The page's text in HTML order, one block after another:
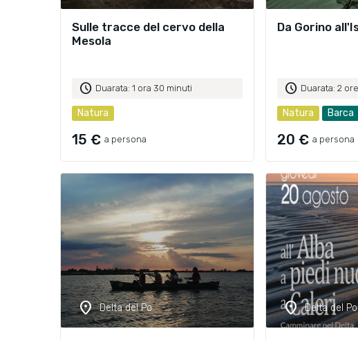
Sulle tracce del cervo della
Mesola
schedule Duarata: 1 ora 30 minuti
Natura
15 € a persona
Da Gorino
schedule Duarata: 2 ore
Natura Barca
20 € a persona
location_on Delta del Po location_on Delta del Po